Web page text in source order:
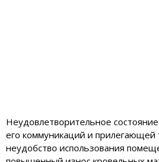
Неудовлетворительное
его коммуникаций и прилегающей
неудобство использования